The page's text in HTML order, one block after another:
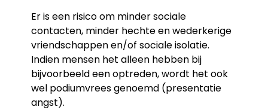
Er is een risico om minder sociale
contacten, minder hechte en wederkerige
vriendschappen en/of sociale isolatie.
Indien mensen het alleen hebben bij
bijvoorbeeld een optreden, wordt het ook
wel podiumvrees genoemd (presentatie
angst).